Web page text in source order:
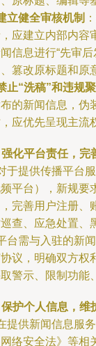
立健全审核机制
应建立内部内容
信息进行“先审
篡改原标题和原
止“洗稿”和违规
的新闻信息，伪
应优先呈现主流
化平台责任，完
于提供传播平台
平台），新规要
完善用户注册、
查、应急处置、
台需与入驻的新
议，明确双方权
警示、限制功能
护个人信息，维
提供新闻信息服
络安全法》等相